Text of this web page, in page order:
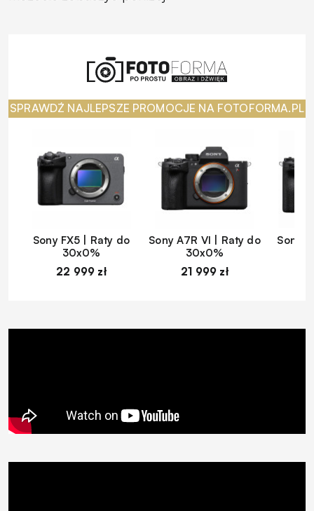
SPRAWDŹ NAJLEPSZE PROMOCJE NA FOTOFORMA.PL
Sony FX5 | Raty do
30x0%
22 999 zł
Sony A7R VI | Raty do
30x0%
21 999 zł
Sony